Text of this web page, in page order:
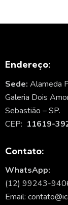
Endereço:
Sede: Alameda
Galeria Dois
Sebastião – SP.
CEP: 11619-
Contato:
WhatsApp:
(12) 99243-
Email: